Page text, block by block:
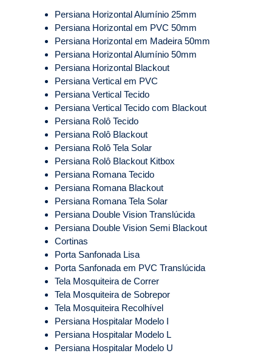
Persiana Horizontal Alumínio 25mm
Persiana Horizontal em PVC 50mm
Persiana Horizontal em Madeira 50mm
Persiana Horizontal Alumínio 50mm
Persiana Horizontal Blackout
Persiana Vertical em PVC
Persiana Vertical Tecido
Persiana Vertical Tecido com Blackout
Persiana Rolô Tecido
Persiana Rolô Blackout
Persiana Rolô Tela Solar
Persiana Rolô Blackout Kitbox
Persiana Romana Tecido
Persiana Romana Blackout
Persiana Romana Tela Solar
Persiana Double Vision Translúcida
Persiana Double Vision Semi Blackout
Cortinas
Porta Sanfonada Lisa
Porta Sanfonada em PVC Translúcida
Tela Mosquiteira de Correr
Tela Mosquiteira de Sobrepor
Tela Mosquiteira Recolhível
Persiana Hospitalar Modelo I
Persiana Hospitalar Modelo L
Persiana Hospitalar Modelo U